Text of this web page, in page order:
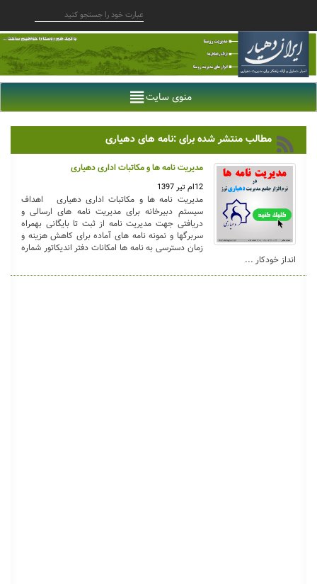
منوی سایت
مطالب منتشر شده برای :نامه های دهیاری
مدیریت نامه ها و مکاتبات اداری دهیاری
12ام تیر 1397
مدیریت نامه ها و مکاتبات اداری دهیاری اهداف
سیستم دبیرخانه برای مدیریت نامه های ارسالی و
دریافتی جهت مدیریت نامه از ثبت تا بایگانی بهمراه
سربرگها و نمونه نامه های آماده برای کاهش هزینه و
زمان دسترسی به نامه ها امکانات دفتر اندیکاتور شماره
انداز خودکار ...